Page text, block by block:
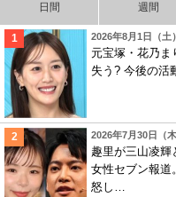
日間 週間
2026年8月1日（土
元宝塚・花乃ま
失う? 今後の活
2026年7月30日（
趣里が三山凌輝
女性セブン報道
怒し…